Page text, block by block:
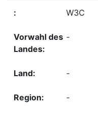
W3C
-
-
-